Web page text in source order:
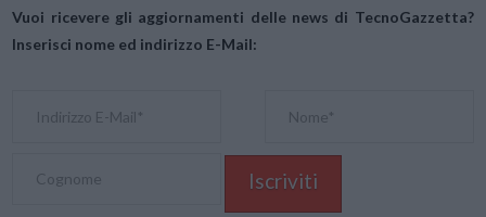
Vuoi ricevere gli aggiornamenti delle news di TecnoGazzetta?
Inserisci nome ed indirizzo E-Mail: